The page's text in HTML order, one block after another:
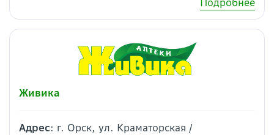
Живика
Адрес: г. Орск, ул. Краматорская /